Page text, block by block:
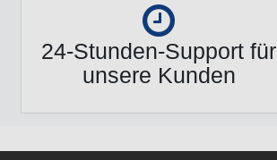
24-Stunden-Support für
unsere Kunden